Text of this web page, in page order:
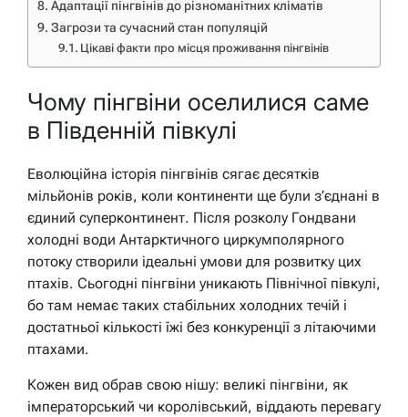
Адаптації пінгвінів до різноманітних кліматів
Загрози та сучасний стан популяцій
Цікаві факти про місця проживання пінгвінів
Чому пінгвіни оселилися саме
в Південній півкулі
Еволюційна історія пінгвінів сягає десятків
мільйонів років, коли континенти ще були з’єднані в
єдиний суперконтинент. Після розколу Гондвани
холодні води Антарктичного циркумполярного
потоку створили ідеальні умови для розвитку цих
птахів. Сьогодні пінгвіни уникають Північної півкулі,
бо там немає таких стабільних холодних течій і
достатньої кількості їжі без конкуренції з літаючими
птахами.
Кожен вид обрав свою нішу: великі пінгвіни, як
імператорський чи королівський, віддають перевагу